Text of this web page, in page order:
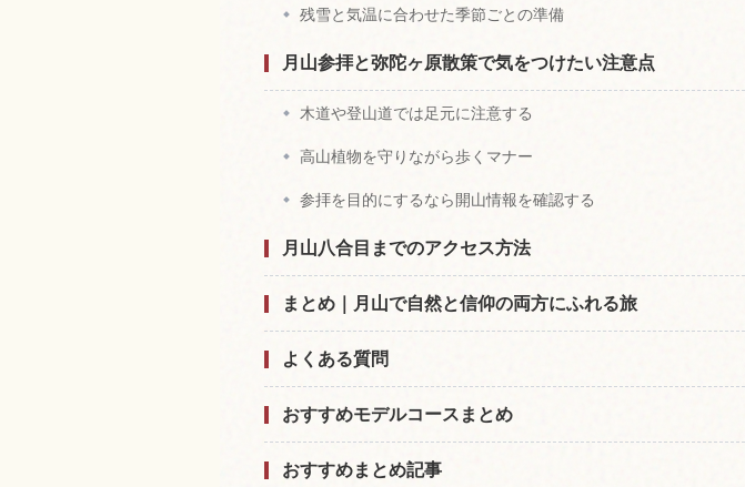
残雪と気温に合わせた季節ごとの準備
月山参拝と弥陀ヶ原散策で気をつけたい注意点
木道や登山道では足元に注意する
高山植物を守りながら歩くマナー
参拝を目的にするなら開山情報を確認する
月山八合目までのアクセス方法
まとめ｜月山で自然と信仰の両方にふれる旅
よくある質問
おすすめモデルコースまとめ
おすすめまとめ記事